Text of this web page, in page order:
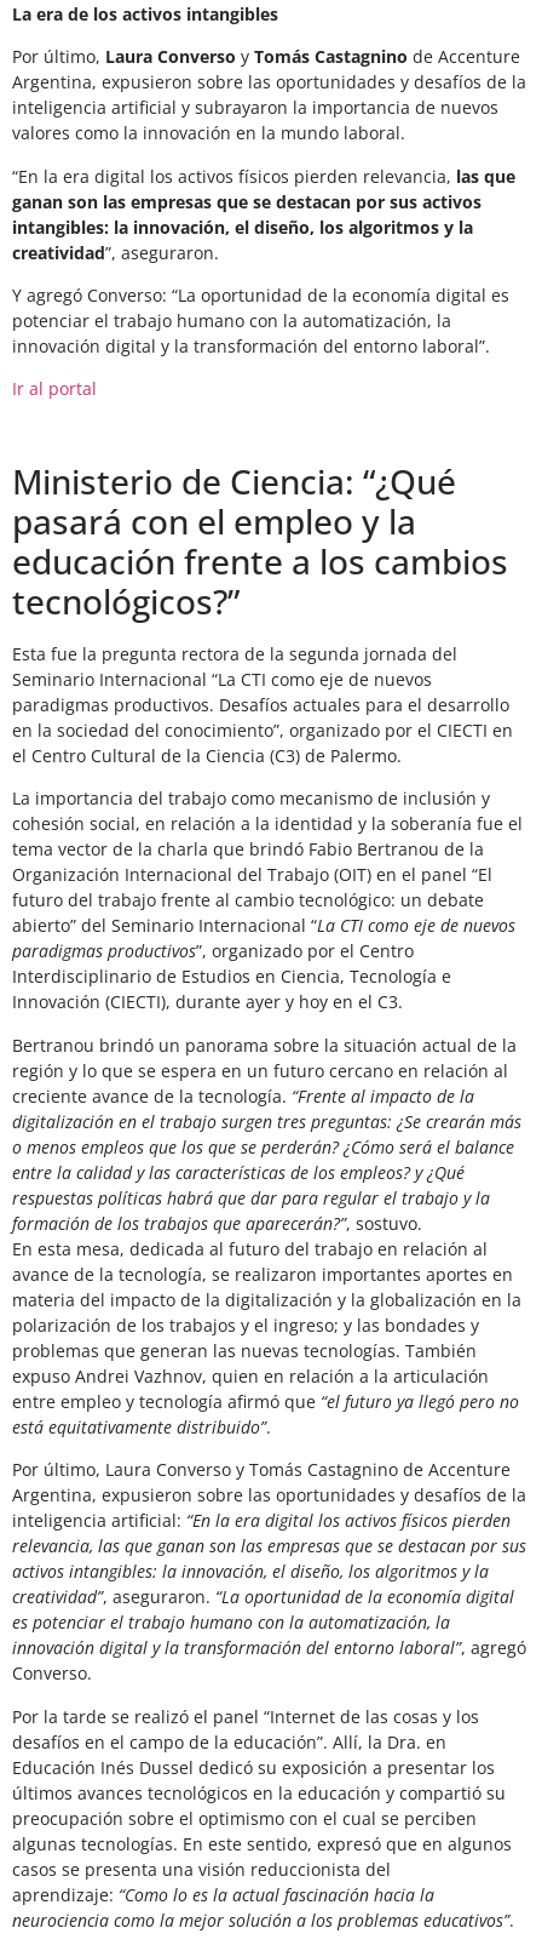
La era de los activos intangibles
Por último, Laura Converso y Tomás Castagnino de Accenture
Argentina, expusieron sobre las oportunidades y desafíos de la
inteligencia artificial y subrayaron la importancia de nuevos
valores como la innovación en la mundo laboral.
“En la era digital los activos físicos pierden relevancia, las que
ganan son las empresas que se destacan por sus activos
intangibles: la innovación, el diseño, los algoritmos y la
creatividad”, aseguraron.
Y agregó Converso: “La oportunidad de la economía digital es
potenciar el trabajo humano con la automatización, la
innovación digital y la transformación del entorno laboral”.
Ir al portal
Ministerio de Ciencia: “¿Qué
pasará con el empleo y la
educación frente a los cambios
tecnológicos?”
Esta fue la pregunta rectora de la segunda jornada del
Seminario Internacional “La CTI como eje de nuevos
paradigmas productivos. Desafíos actuales para el desarrollo
en la sociedad del conocimiento”, organizado por el CIECTI en
el Centro Cultural de la Ciencia (C3) de Palermo.
La importancia del trabajo como mecanismo de inclusión y
cohesión social, en relación a la identidad y la soberanía fue el
tema vector de la charla que brindó Fabio Bertranou de la
Organización Internacional del Trabajo (OIT) en el panel “El
futuro del trabajo frente al cambio tecnológico: un debate
abierto” del Seminario Internacional “La CTI como eje de nuevos
paradigmas productivos”, organizado por el Centro
Interdisciplinario de Estudios en Ciencia, Tecnología e
Innovación (CIECTI), durante ayer y hoy en el C3.
Bertranou brindó un panorama sobre la situación actual de la
región y lo que se espera en un futuro cercano en relación al
creciente avance de la tecnología. “Frente al impacto de la
digitalización en el trabajo surgen tres preguntas: ¿Se crearán más
o menos empleos que los que se perderán? ¿Cómo será el balance
entre la calidad y las características de los empleos? y ¿Qué
respuestas políticas habrá que dar para regular el trabajo y la
formación de los trabajos que aparecerán?”, sostuvo.
En esta mesa, dedicada al futuro del trabajo en relación al
avance de la tecnología, se realizaron importantes aportes en
materia del impacto de la digitalización y la globalización en la
polarización de los trabajos y el ingreso; y las bondades y
problemas que generan las nuevas tecnologías. También
expuso Andrei Vazhnov, quien en relación a la articulación
entre empleo y tecnología afirmó que “el futuro ya llegó pero no
está equitativamente distribuido”.
Por último, Laura Converso y Tomás Castagnino de Accenture
Argentina, expusieron sobre las oportunidades y desafíos de la
inteligencia artificial: “En la era digital los activos físicos pierden
relevancia, las que ganan son las empresas que se destacan por sus
activos intangibles: la innovación, el diseño, los algoritmos y la
creatividad”, aseguraron. “La oportunidad de la economía digital
es potenciar el trabajo humano con la automatización, la
innovación digital y la transformación del entorno laboral”, agregó
Converso.
Por la tarde se realizó el panel “Internet de las cosas y los
desafíos en el campo de la educación”. Allí, la Dra. en
Educación Inés Dussel dedicó su exposición a presentar los
últimos avances tecnológicos en la educación y compartió su
preocupación sobre el optimismo con el cual se perciben
algunas tecnologías. En este sentido, expresó que en algunos
casos se presenta una visión reduccionista del
aprendizaje: “Como lo es la actual fascinación hacia la
neurociencia como la mejor solución a los problemas educativos”.